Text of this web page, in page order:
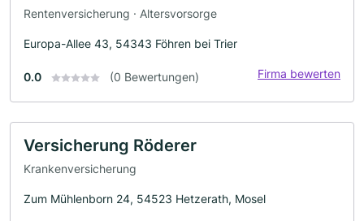
Rentenversicherung · Altersvorsorge
Europa-Allee 43, 54343 Föhren bei Trier
0.0 (0 Bewertungen) Firma bewerten
Versicherung Röderer
Krankenversicherung
Zum Mühlenborn 24, 54523 Hetzerath, Mosel